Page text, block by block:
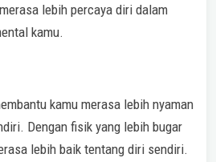
lebih percaya diri dalam
kamu.
kamu merasa lebih nyaman
Dengan fisik yang lebih bugar
lebih baik tentang diri sendiri.